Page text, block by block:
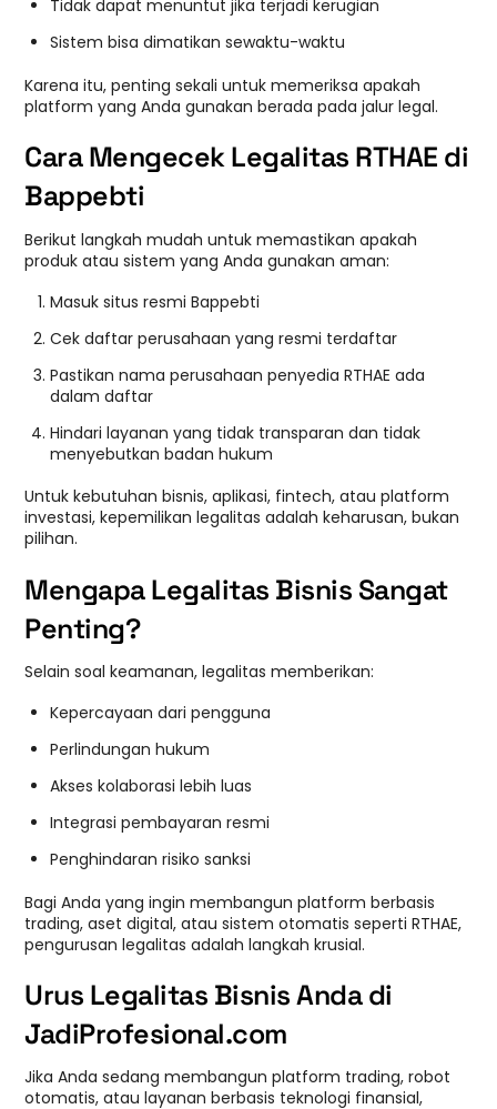
Tidak dapat menuntut jika terjadi kerugian
Sistem bisa dimatikan sewaktu-waktu
Karena itu, penting sekali untuk memeriksa apakah
platform yang Anda gunakan berada pada jalur legal.
Cara Mengecek Legalitas RTHAE di
Bappebti
Berikut langkah mudah untuk memastikan apakah
produk atau sistem yang Anda gunakan aman:
Masuk situs resmi Bappebti
Cek daftar perusahaan yang resmi terdaftar
Pastikan nama perusahaan penyedia RTHAE ada
dalam daftar
Hindari layanan yang tidak transparan dan tidak
menyebutkan badan hukum
Untuk kebutuhan bisnis, aplikasi, fintech, atau platform
investasi, kepemilikan legalitas adalah keharusan, bukan
pilihan.
Mengapa Legalitas Bisnis Sangat
Penting?
Selain soal keamanan, legalitas memberikan:
Kepercayaan dari pengguna
Perlindungan hukum
Akses kolaborasi lebih luas
Integrasi pembayaran resmi
Penghindaran risiko sanksi
Bagi Anda yang ingin membangun platform berbasis
trading, aset digital, atau sistem otomatis seperti RTHAE,
pengurusan legalitas adalah langkah krusial.
Urus Legalitas Bisnis Anda di
JadiProfesional.com
Jika Anda sedang membangun platform trading, robot
otomatis, atau layanan berbasis teknologi finansial,